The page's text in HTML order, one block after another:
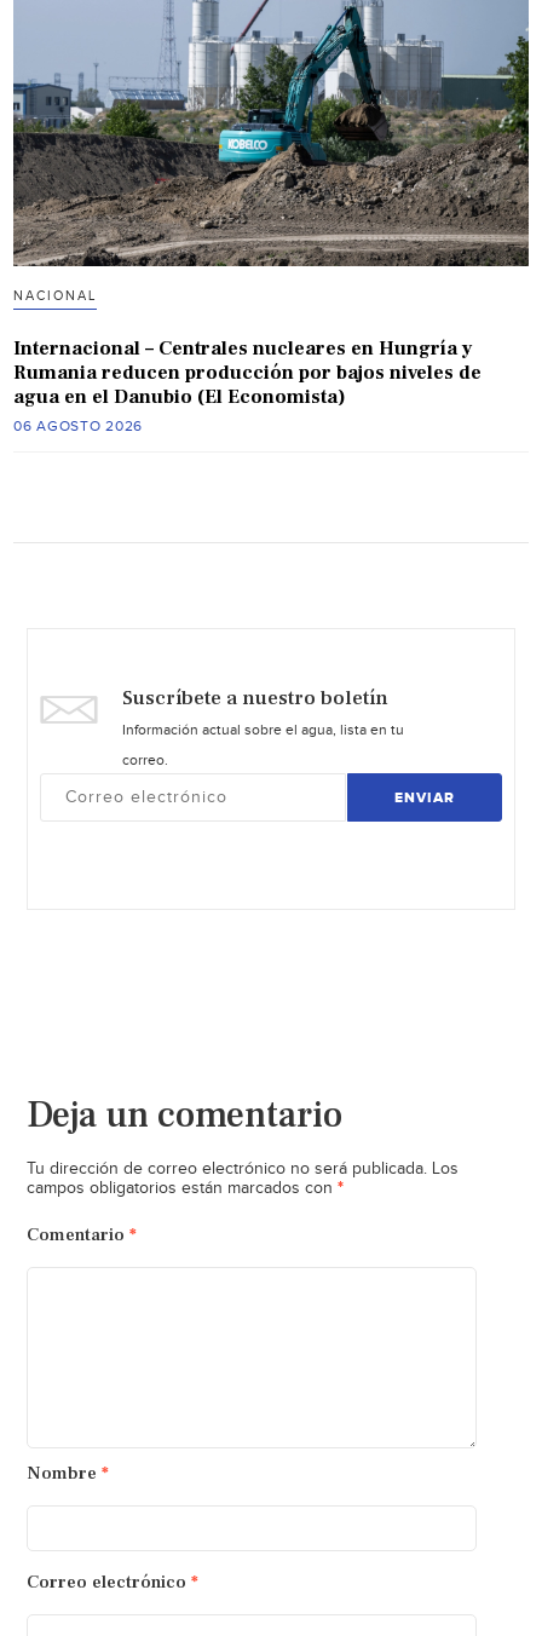
NACIONAL
Internacional – Centrales nucleares en Hungría y
Rumania reducen producción por bajos niveles de
agua en el Danubio (El Economista)
06 AGOSTO 2026
Suscríbete a nuestro boletín
Información actual sobre el agua, lista en tu
correo.
ENVIAR
Deja un comentario
Tu dirección de correo electrónico no será publicada. Los
campos obligatorios están marcados con *
Comentario *
Nombre *
Correo electrónico *